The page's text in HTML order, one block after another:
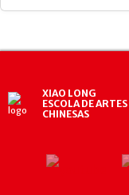
XIAO LONG
ESCOLA DE
CHINESAS